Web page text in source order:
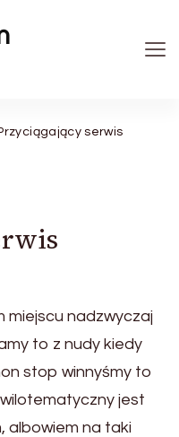
serwis
miejscu nadzwyczaj
to z nudy kiedy
stop winnyśmy to
jest
albowiem na taki